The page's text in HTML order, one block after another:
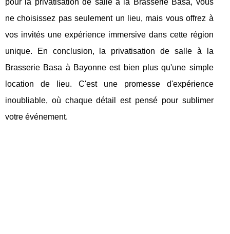
ne choisissez pas seulement un lieu, mais vous offrez à
vos invités une expérience immersive dans cette région
unique. En conclusion, la privatisation de salle à la
Brasserie Basa à Bayonne est bien plus qu'une simple
location de lieu. C'est une promesse d'expérience
inoubliable, où chaque détail est pensé pour sublimer
votre événement.